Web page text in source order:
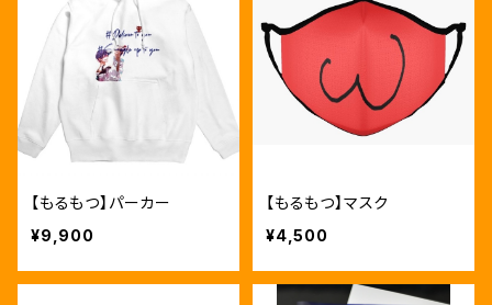
【もるもつ】パーカー
¥9,900
【もるもつ】マスク
¥4,500